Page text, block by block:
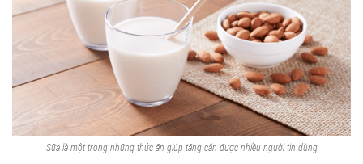
Sữa là một trong những thức ăn giúp tăng cân được nhiều người tin dùng